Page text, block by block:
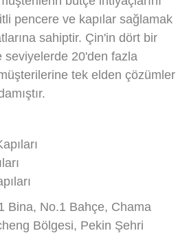
pencere ve kapılar sağlamak
sahiptir. Çin'in dört bir
seviyelerde 20'den fazla
tek elden çözümler
Bina, No.1 Bahçe, Chama
Bölgesi, Pekin Şehri